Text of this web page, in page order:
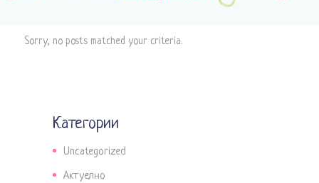
Sorry, no posts matched your criteria.
Категории
Uncategorized
Актуелно